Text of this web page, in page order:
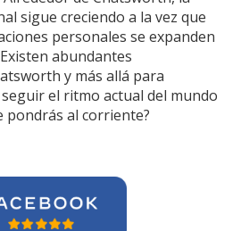
sigue creciendo a la vez que
personales se expanden
abundantes
y más allá para
el ritmo actual del mundo
pondrás al corriente?